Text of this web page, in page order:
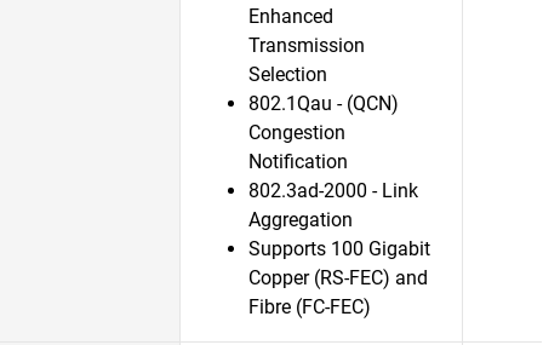
Enhanced
Transmission
Selection
802.1Qau - (QCN)
Congestion
Notification
802.3ad-2000 - Link
Aggregation
Supports 100 Gigabit
Copper (RS-FEC) and
Fibre (FC-FEC)